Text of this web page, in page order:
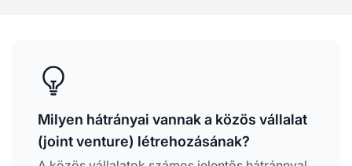
Milyen hátrányai vannak a közös vállalat
(joint venture) létrehozásának?